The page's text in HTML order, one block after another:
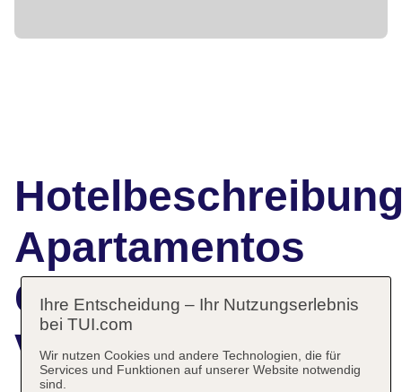
Apartamentos
Globales
Verdemar
Ihre Entscheidung – Ihr Nutzungserlebnis
bei TUI.com
Wir nutzen Cookies und andere Technologien, die für
Services und Funktionen auf unserer Website notwendig
sind.